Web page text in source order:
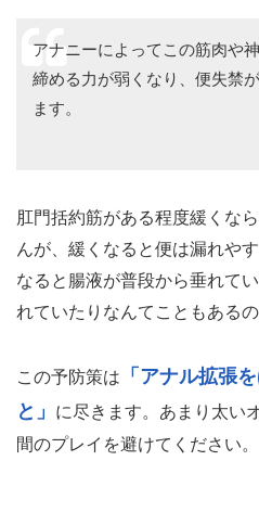
アナニーによってこの筋肉や
締める力が弱くなり、便失禁
ます。
肛門括約筋がある程度緩くな
んが、緩くなると便は漏れや
なると腸液が普段から垂れて
れていたりなんてこともあるの
この予防策は
「アナル拡張
と」
に尽きます。あまり太い
間のプレイを避けてください。